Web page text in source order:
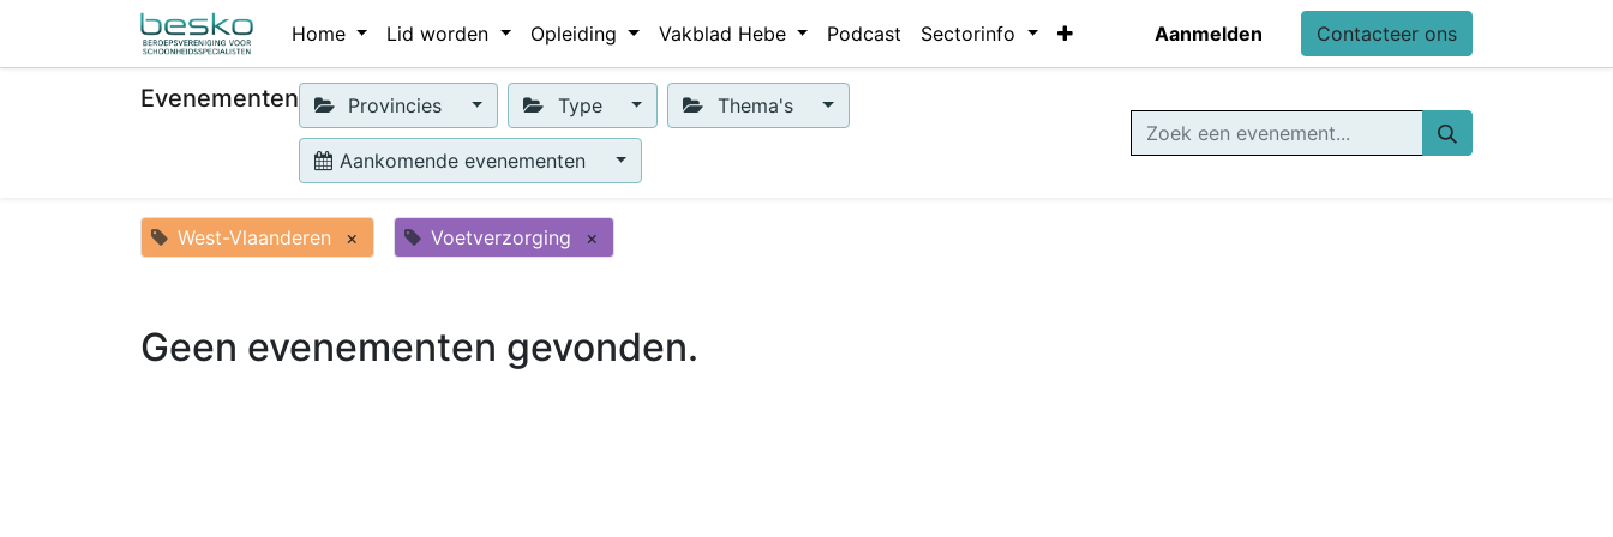
Home Lid worden Opleiding Vakblad Hebe Podcast Sectorinfo Aanmelden Contacteer ons
Evenementen Provincies Type Thema's
Aankomende evenementen
West-Vlaanderen × Voetverzorging ×
Geen evenementen gevonden.